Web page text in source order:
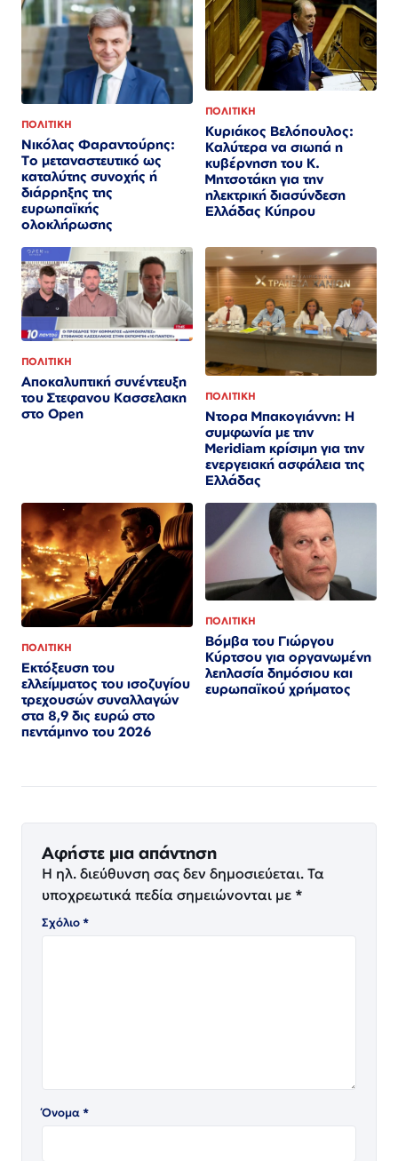
ΠΟΛΙΤΙΚΗ
Νικόλας Φαραντούρης:
Το μεταναστευτικό ως
καταλύτης συνοχής ή
διάρρηξης της
ευρωπαϊκής
ολοκλήρωσης
ΠΟΛΙΤΙΚΗ
Κυριάκος Βελόπουλος:
Καλύτερα να σιωπά η
κυβέρνηση του Κ.
Μητσοτάκη για την
ηλεκτρική διασύνδεση
Ελλάδας Κύπρου
ΠΟΛΙΤΙΚΗ
Αποκαλυπτική συνέντευξη
του Στεφανου Κασσελακη
στο Open
ΠΟΛΙΤΙΚΗ
Ντορα Μπακογιάννη: Η
συμφωνία με την
Meridiam κρίσιμη για την
ενεργειακή ασφάλεια της
Ελλάδας
ΠΟΛΙΤΙΚΗ
Εκτόξευση του
ελλείμματος του ισοζυγίου
τρεχουσών συναλλαγών
στα 8,9 δις ευρώ στο
πεντάμηνο του 2026
ΠΟΛΙΤΙΚΗ
Βόμβα του Γιώργου
Κύρτσου για οργανωμένη
λεηλασία δημόσιου και
ευρωπαϊκού χρήματος
Αφήστε μια απάντηση
Η ηλ. διεύθυνση σας δεν δημοσιεύεται. Τα
υποχρεωτικά πεδία σημειώνονται με *
Σχόλιο*
Όνομα*